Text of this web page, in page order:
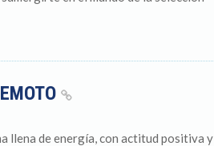
llena de energía, con actitud positiva y